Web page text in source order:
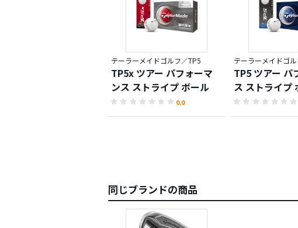
テーラーメイドゴルフ／TP5
TP5x ツアー パフォーマ
ンス ストライプ ボール
0.0
テーラーメイドゴ
TP5 ツアー パ
ス ストライプ
同じブランドの商品